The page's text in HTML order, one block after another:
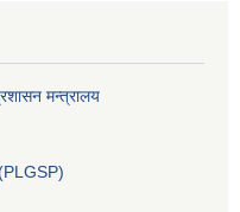
मन्त्रालय